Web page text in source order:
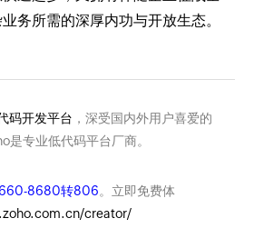
务所需的深厚内功与开放生态。
码开发平台 ，深受国内外用户喜爱的
是专业低代码平台厂商。
8680转806。立即免费体
creator/